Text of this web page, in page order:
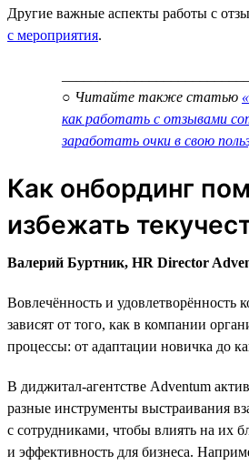
Другие важные аспекты работы с
с мероприятия.
○ Читайте также статью
как работать с отзывами
заработать очки в свою
Как онбординг
избежать
Валерий Буртник, HR Director
Вовлечённость и удовлетворённость
зависят от того, как в компании
процессы: от адаптации новичка до
В диджитал-агентстве Adventum
разные инструменты выстраивания
с сотрудниками, чтобы влиять на их
и эффективность для бизнеса.